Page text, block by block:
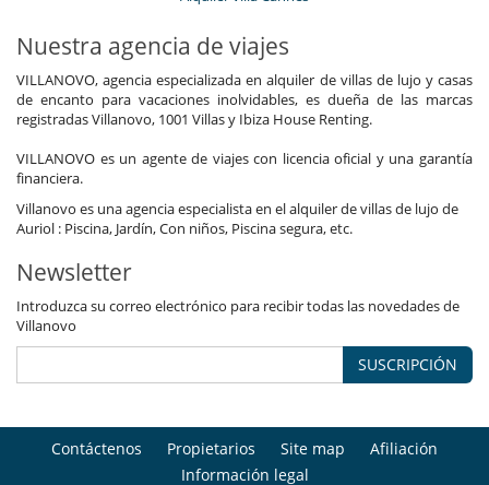
Nuestra agencia de viajes
VILLANOVO, agencia especializada en alquiler de villas de lujo y casas
de encanto para vacaciones inolvidables, es dueña de las marcas
registradas Villanovo, 1001 Villas y Ibiza House Renting.
VILLANOVO es un agente de viajes con licencia oficial y una garantía
financiera.
Villanovo es una agencia especialista en el alquiler de villas de lujo de
Auriol : Piscina, Jardín, Con niños, Piscina segura, etc.
Newsletter
Introduzca su correo electrónico para recibir todas las novedades de
Villanovo
SUSCRIPCIÓN
Contáctenos Propietarios Site map
Afiliación
Información legal